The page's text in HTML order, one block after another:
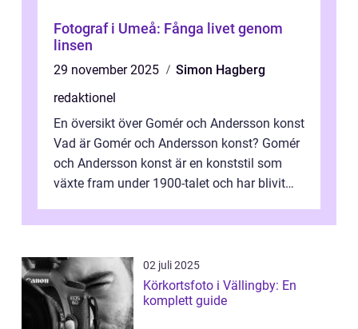
Fotograf i Umeå: Fånga livet genom
linsen
29 november 2025
Simon Hagberg
redaktionel
En översikt över Gomér och Andersson konst
Vad är Gomér och Andersson konst? Gomér
och Andersson konst är en konststil som
växte fram under 1900-talet och har blivit
02 juli 2025
Körkortsfoto i Vällingby: En
komplett guide